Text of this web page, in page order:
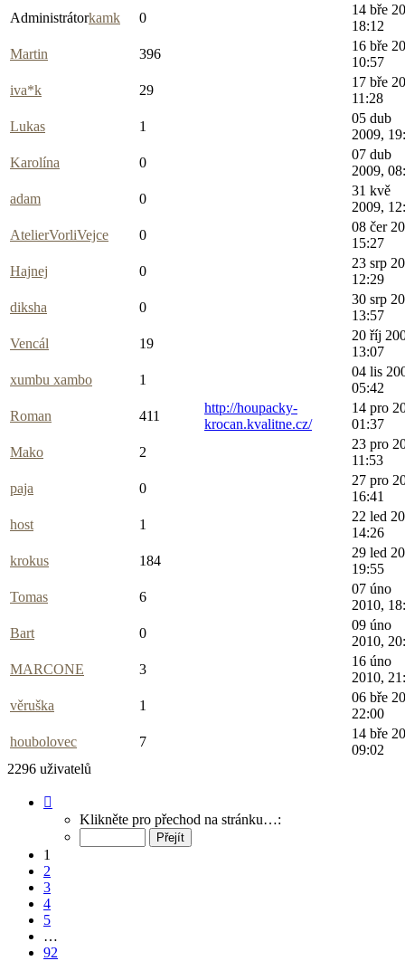
Administrátorkamk 0
14 bře
18:12
Martin
396
16 bře
10:57
iva*k
29
17 bře
11:28
Lukas
1
05 dub
2009,
Karolína
0
07 dub
2009,
adam
0
31 kvě
2009,
AtelierVorliVejce
0
08 čer
15:27
Hajnej
0
23 srp
12:29
diksha
0
30 srp
13:57
Vencál
19
20 říj
13:07
xumbu xambo
1
04 lis
05:42
Roman
411
http://houpacky-
krocan.kvalitne.cz/
14 pro
01:37
Mako
2
23 pro
11:53
paja
0
27 pro
16:41
host
1
22 led
14:26
krokus
184
29 led
19:55
Tomas
6
07 úno
2010,
Bart
0
09 úno
2010,
MARCONE
3
16 úno
2010,
věruška
1
06 bře
22:00
houbolovec
7
14 bře
09:02
2296 uživatelů
Klikněte pro přechod na stránku…:
1
2
3
4
5
…
92